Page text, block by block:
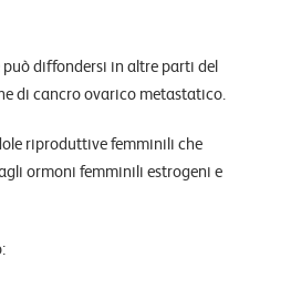
diffondersi in altre parti del
di cancro ovarico metastatico.
riproduttive femminili che
ormoni femminili estrogeni e